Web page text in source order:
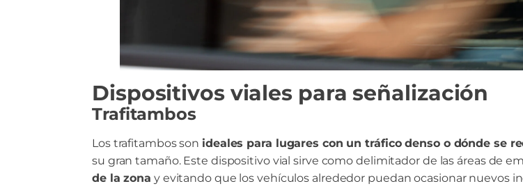
Dispositivos viales para señalización
Trafitambos
Los trafitambos son ideales para lugares con un tráfico denso o dónde se
su gran tamaño. Este dispositivo vial sirve como delimitador de las áreas de
de la zona y evitando que los vehículos alrededor puedan ocasionar nuevos